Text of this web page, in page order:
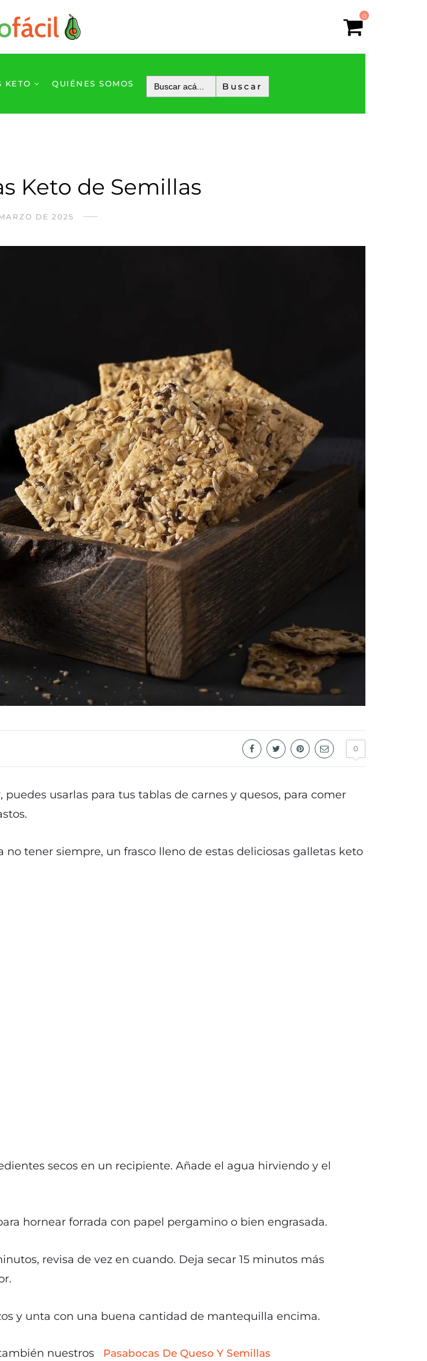
0
KETO QUIÉNES SOMOS
Keto de Semillas
DE 2025
0
usarlas para tus tablas de carnes y quesos, para comer
tener siempre, un frasco lleno de estas deliciosas galletas keto
secos en un recipiente. Añade el agua hirviendo y el
hornear forrada con papel pergamino o bien engrasada.
revisa de vez en cuando. Deja secar 15 minutos más
y unta con una buena cantidad de mantequilla encima.
nuestros Pasabocas De Queso Y Semillas